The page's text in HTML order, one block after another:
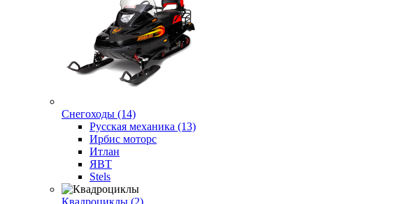
Снегоходы (14)
Русская механика (13)
Ирбис моторс
Итлан
ЯВТ
Stels
Квадроциклы (2)